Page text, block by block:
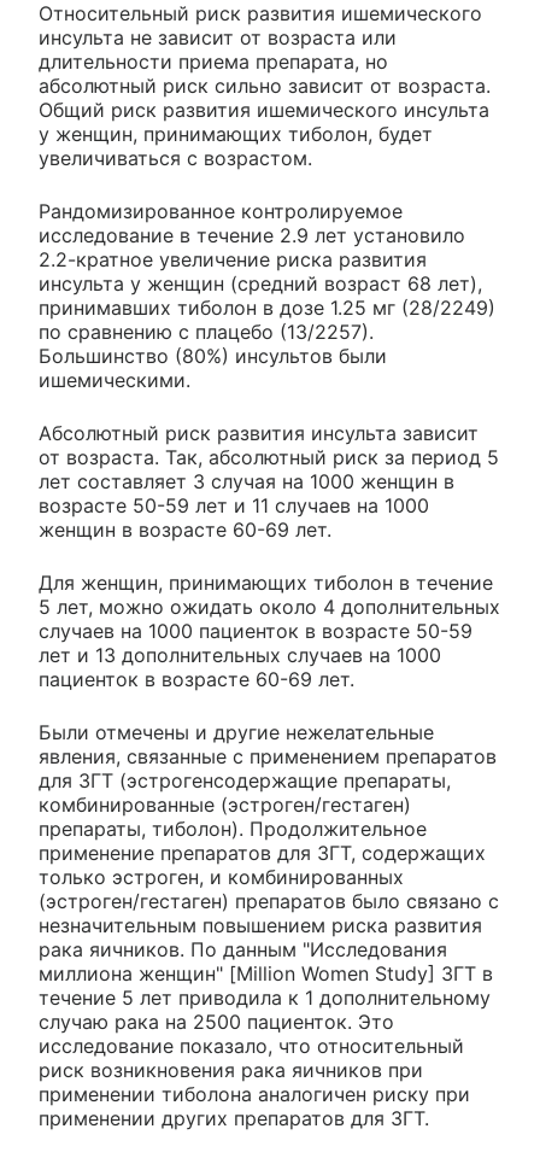
Относительный риск развития ишемического
инсульта не зависит от возраста или
длительности приема препарата, но
абсолютный риск сильно зависит от возраста.
Общий риск развития ишемического инсульта
у женщин, принимающих тиболон, будет
увеличиваться с возрастом.
Рандомизированное контролируемое
исследование в течение 2.9 лет установило
2.2-кратное увеличение риска развития
инсульта у женщин (средний возраст 68 лет),
принимавших тиболон в дозе 1.25 мг (28/2249)
по сравнению с плацебо (13/2257).
Большинство (80%) инсультов были
ишемическими.
Абсолютный риск развития инсульта зависит
от возраста. Так, абсолютный риск за период 5
лет составляет 3 случая на 1000 женщин в
возрасте 50-59 лет и 11 случаев на 1000
женщин в возрасте 60-69 лет.
Для женщин, принимающих тиболон в течение
5 лет, можно ожидать около 4 дополнительных
случаев на 1000 пациенток в возрасте 50-59
лет и 13 дополнительных случаев на 1000
пациенток в возрасте 60-69 лет.
Были отмечены и другие нежелательные
явления, связанные с применением препаратов
для ЗГТ (эстрогенсодержащие препараты,
комбинированные (эстроген/гестаген)
препараты, тиболон). Продолжительное
применение препаратов для ЗГТ, содержащих
только эстроген, и комбинированных
(эстроген/гестаген) препаратов было связано с
незначительным повышением риска развития
рака яичников. По данным "Исследования
миллиона женщин" [Million Women Study] ЗГТ в
течение 5 лет приводила к 1 дополнительному
случаю рака на 2500 пациенток. Это
исследование показало, что относительный
риск возникновения рака яичников при
применении тиболона аналогичен риску при
применении других препаратов для ЗГТ.